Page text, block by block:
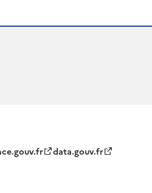
fenêtre)
nouvelle fenêtre)
une nouvelle
une nouvelle
dans une nouvelle
ligne (s'ouvre
data.gouv.fr